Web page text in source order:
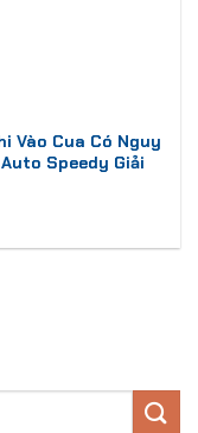
Vào Cua Có Nguy
Speedy Giải